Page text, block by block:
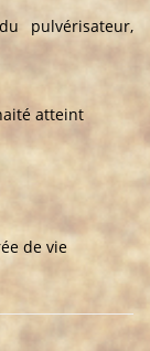
pulvérisateur,
atteint
de vie